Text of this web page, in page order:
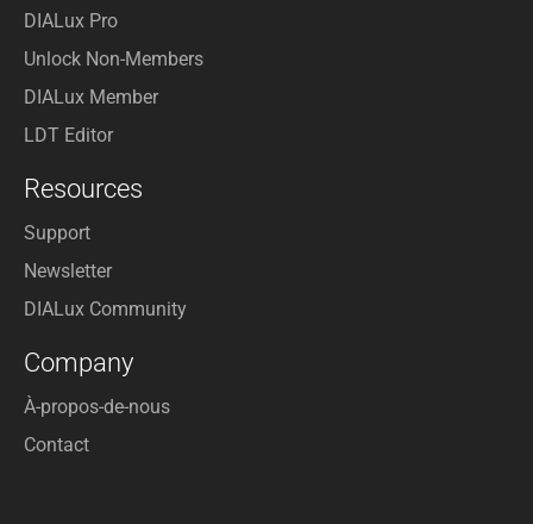
DIALux Pro
Unlock Non-Members
DIALux Member
LDT Editor
Resources
Support
Newsletter
DIALux Community
Company
À-propos-de-nous
Contact